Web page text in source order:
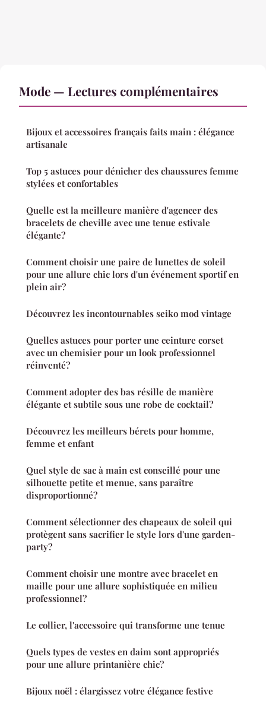
Mode — Lectures complémentaires
Bijoux et accessoires français faits main : élégance
artisanale
Top 5 astuces pour dénicher des chaussures femme
stylées et confortables
Quelle est la meilleure manière d'agencer des
bracelets de cheville avec une tenue estivale
élégante?
Comment choisir une paire de lunettes de soleil
pour une allure chic lors d'un événement sportif en
plein air?
Découvrez les incontournables seiko mod vintage
Quelles astuces pour porter une ceinture corset
avec un chemisier pour un look professionnel
réinventé?
Comment adopter des bas résille de manière
élégante et subtile sous une robe de cocktail?
Découvrez les meilleurs bérets pour homme,
femme et enfant
Quel style de sac à main est conseillé pour une
silhouette petite et menue, sans paraître
disproportionné?
Comment sélectionner des chapeaux de soleil qui
protègent sans sacrifier le style lors d'une garden-
party?
Comment choisir une montre avec bracelet en
maille pour une allure sophistiquée en milieu
professionnel?
Le collier, l'accessoire qui transforme une tenue
Quels types de vestes en daim sont appropriés
pour une allure printanière chic?
Bijoux noël : élargissez votre élégance festive